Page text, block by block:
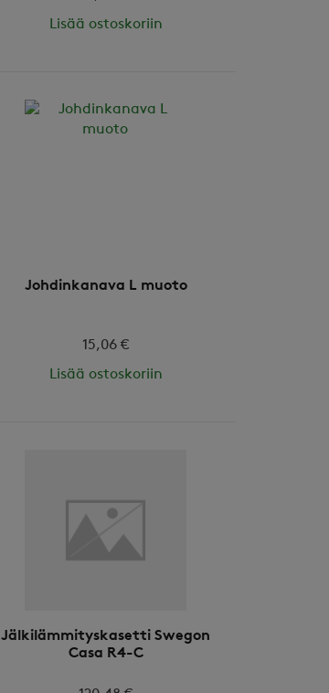
Lisää ostoskoriin
Johdinkanava L muoto
15,06 €
Lisää ostoskoriin
Jälkilämmityskasetti Swegon
Casa R4-C